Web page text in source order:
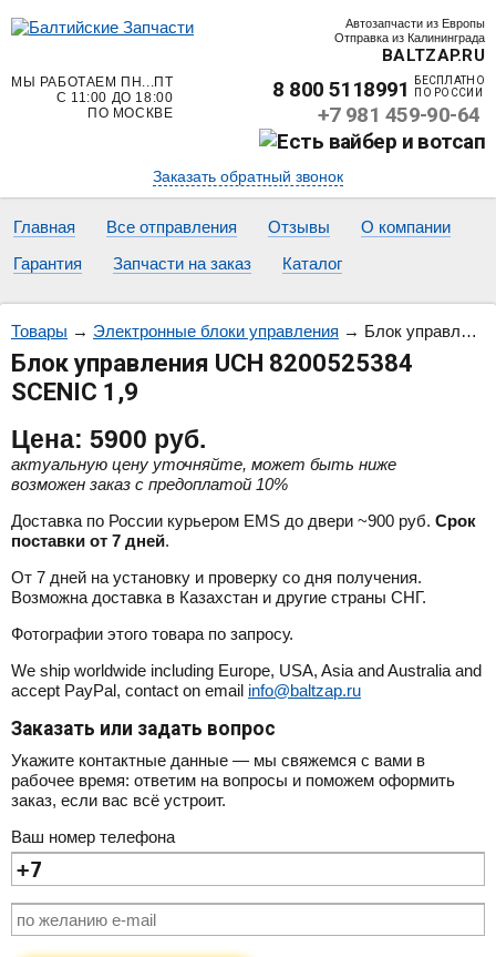
Автозапчасти из Европы
Отправка из Калининграда
BALTZAP.RU
МЫ РАБОТАЕМ ПН...ПТ
С 11:00 ДО 18:00
ПО МОСКВЕ
8 800 5118991
БЕСПЛАТНО
ПО РОССИИ
+7 981 459-90-64
Заказать обратный звонок
Главная Все отправления Отзывы
О компании
Гарантия
Запчасти на заказ Каталог
Товары → Электронные блоки управления → Блок управления UCH 8200525384 SCENIC 1,9
Блок управления UCH 8200525384
SCENIC 1,9
Цена: 5900 руб.
актуальную цену уточняйте, может быть ниже
возможен заказ с предоплатой 10%
Доставка по России курьером EMS до двери ~900 руб. Срок
поставки от 7 дней.
От 7 дней на установку и проверку со дня получения.
Возможна доставка в Казахстан и другие страны СНГ.
Фотографии этого товара по запросу.
We ship worldwide including Europe, USA, Asia and Australia and
accept PayPal, contact on email info@baltzap.ru
Заказать или задать вопрос
Укажите контактные данные — мы свяжемся с вами в
рабочее время: ответим на вопросы и поможем оформить
заказ, если вас всё устроит.
Ваш номер телефона